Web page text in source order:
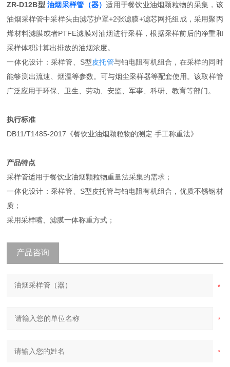
ZR-D12B型油烟采样管（器）适用于餐饮业油烟颗粒物的采集，该
油烟采样管中采样头由滤芯护罩+2张滤膜+滤芯网托组成，采用聚丙
烯材料滤膜或者PTFE滤膜对油烟进行采样，根据采样前后的净重和
采样体积计算出排放的油烟浓度。
一体化设计：采样管、S型皮托管与铂电阻有机组合，在采样的同时
能够测出流速、烟温等参数。可与烟尘采样器等配套使用。该取样管
广泛应用于环保、卫生、劳动、安监、军事、科研、教育等部门。
执行标准
DB11/T1485-2017《餐饮业油烟颗粒物的测定 手工称重法》
产品特点
采样管适用于餐饮业油烟颗粒物重量法采集的需求；
一体化设计：采样管、S型皮托管与铂电阻有机组合，优质不锈钢材
质；
采用采样嘴、滤膜一体称重方式；
产品咨询